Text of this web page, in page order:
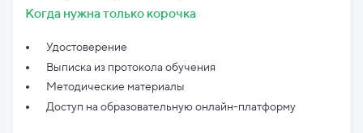
Когда нужна только корочка
Удостоверение
Выписка из протокола обучения
Методические материалы
Доступ на образовательную онлайн-платформу